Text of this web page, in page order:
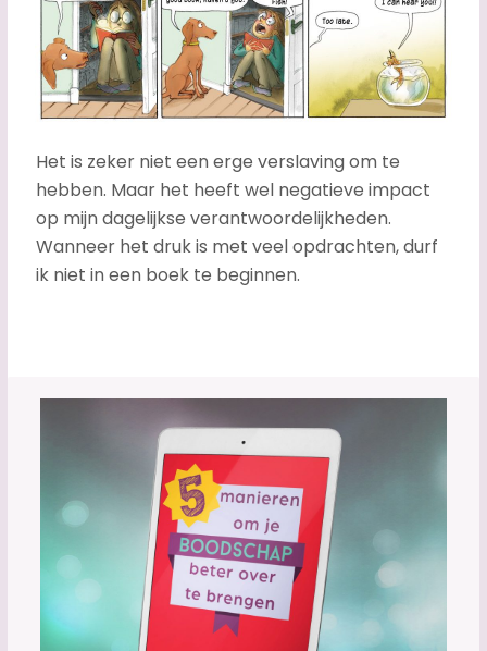
Het is zeker niet een erge verslaving om te
hebben. Maar het heeft wel negatieve impact
op mijn dagelijkse verantwoordelijkheden.
Wanneer het druk is met veel opdrachten, durf
ik niet in een boek te beginnen.